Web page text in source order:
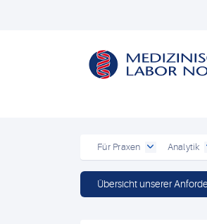
Für Praxen Analytik
Übersicht unserer